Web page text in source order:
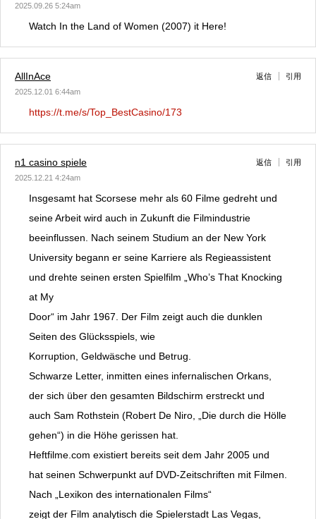
2025.09.26 5:24am
Watch In the Land of Women (2007) it Here!
AllInAce
2025.12.01 6:44am
返信 引用
https://t.me/s/Top_BestCasino/173
n1 casino spiele
2025.12.21 4:24am
返信 引用
Insgesamt hat Scorsese mehr als 60 Filme gedreht und
seine Arbeit wird auch in Zukunft die Filmindustrie
beeinflussen. Nach seinem Studium an der New York
University begann er seine Karriere als Regieassistent
und drehte seinen ersten Spielfilm „Who’s That Knocking
at My
Door“ im Jahr 1967. Der Film zeigt auch die dunklen
Seiten des Glücksspiels, wie
Korruption, Geldwäsche und Betrug.
Schwarze Letter, inmitten eines infernalischen Orkans,
der sich über den gesamten Bildschirm erstreckt und
auch Sam Rothstein (Robert De Niro, „Die durch die Hölle
gehen“) in die Höhe gerissen hat.
Heftfilme.com existiert bereits seit dem Jahr 2005 und
hat seinen Schwerpunkt auf DVD-Zeitschriften mit Filmen.
Nach „Lexikon des internationalen Films“
zeigt der Film analytisch die Spielerstadt Las Vegas,